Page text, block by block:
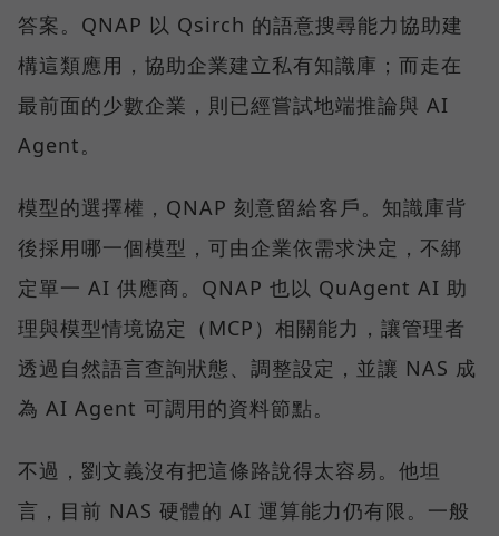
答案。QNAP 以 Qsirch 的語意搜尋能力協助建
構這類應用，協助企業建立私有知識庫；而走在
最前面的少數企業，則已經嘗試地端推論與 AI
Agent。
模型的選擇權，QNAP 刻意留給客戶。知識庫背
後採用哪一個模型，可由企業依需求決定，不綁
定單一 AI 供應商。QNAP 也以 QuAgent AI 助
理與模型情境協定（MCP）相關能力，讓管理者
透過自然語言查詢狀態、調整設定，並讓 NAS 成
為 AI Agent 可調用的資料節點。
不過，劉文義沒有把這條路說得太容易。他坦
言，目前 NAS 硬體的 AI 運算能力仍有限。一般